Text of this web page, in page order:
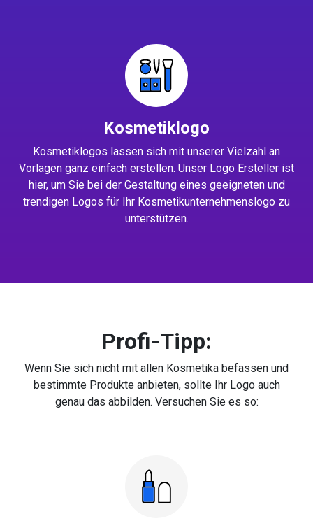
Kosmetiklogo
Kosmetiklogos lassen sich mit unserer Vielzahl an
Vorlagen ganz einfach erstellen. Unser Logo Ersteller ist
hier, um Sie bei der Gestaltung eines geeigneten und
trendigen Logos für Ihr Kosmetikunternehmenslogo zu
unterstützen.
Profi-Tipp:
Wenn Sie sich nicht mit allen Kosmetika befassen und
bestimmte Produkte anbieten, sollte Ihr Logo auch
genau das abbilden. Versuchen Sie es so: